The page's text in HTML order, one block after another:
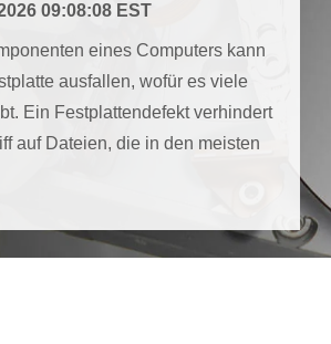
09:08:08 EST
eines Computers kann
ausfallen, wofür es viele
Ein Festplattendefekt verhindert
auf Dateien, die in den meisten